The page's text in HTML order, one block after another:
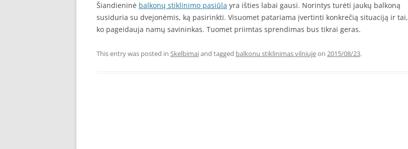
Šiandieninė balkonų stiklinimo pasiūla yra išties labai gausi. Norintys turėti jaukų balkoną
susiduria su dvejonėmis, ką pasirinkti. Visuomet patariama įvertinti konkrečią situaciją ir tai,
ko pageidauja namų savininkas. Tuomet priimtas sprendimas bus tikrai geras.
This entry was posted in Skelbimaiand tagged balkonu stiklinimas vilniujeon 2015/08/23.